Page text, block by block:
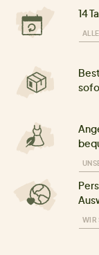
14
WIR